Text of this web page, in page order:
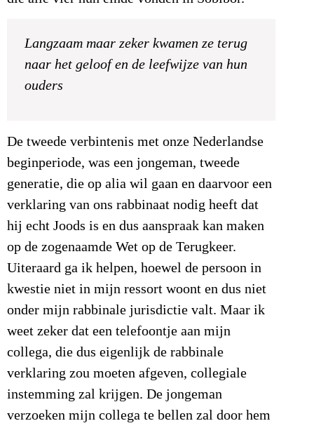
Langzaam maar zeker kwamen ze terug
naar het geloof en de leefwijze van hun
ouders
De tweede verbintenis met onze Nederlandse
beginperiode, was een jongeman, tweede
generatie, die op alia wil gaan en daarvoor een
verklaring van ons rabbinaat nodig heeft dat
hij echt Joods is en dus aanspraak kan maken
op de zogenaamde Wet op de Terugkeer.
Uiteraard ga ik helpen, hoewel de persoon in
kwestie niet in mijn ressort woont en dus niet
onder mijn rabbinale jurisdictie valt. Maar ik
weet zeker dat een telefoontje aan mijn
collega, die dus eigenlijk de rabbinale
verklaring zou moeten afgeven, collegiale
instemming zal krijgen. De jongeman
verzoeken mijn collega te bellen zal door hem